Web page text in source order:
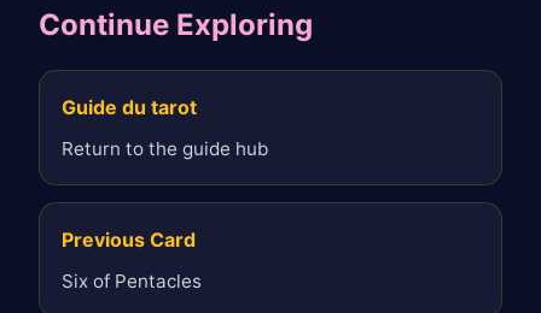
Continue Exploring
Guide du tarot
Return to the guide hub
Previous Card
Six of Pentacles